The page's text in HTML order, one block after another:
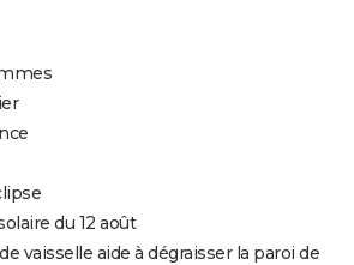
du 12 août
vaisselle aide à dégraisser la paroi de